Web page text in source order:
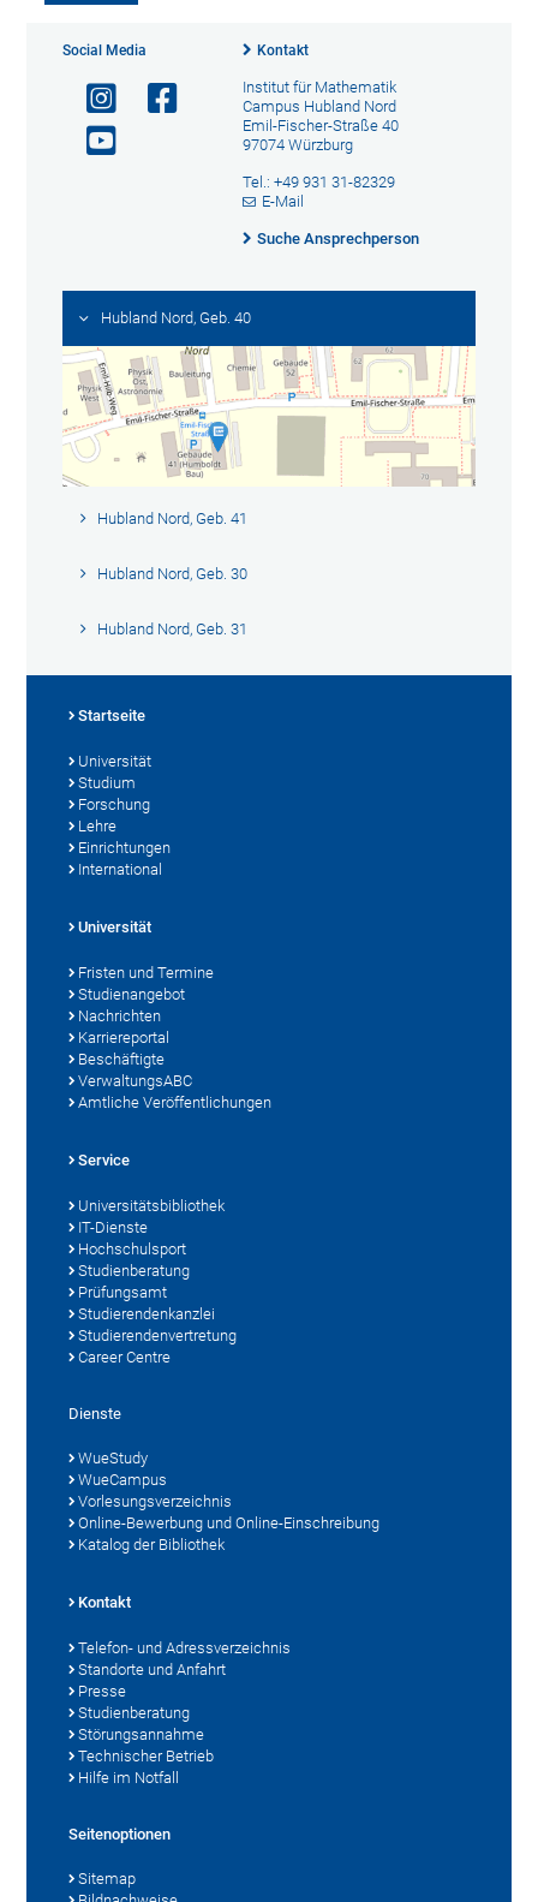
Social Media Kontakt
Institut für Mathematik
Campus Hubland Nord
Emil-Fischer-Straße 40
97074 Würzburg
Tel.: +49 931 31-82329
E-Mail
Suche Ansprechperson
Hubland Nord, Geb. 40
Hubland Nord, Geb. 41
Hubland Nord, Geb. 30
Hubland Nord, Geb. 31
Startseite
Universität
Studium
Forschung
Lehre
Einrichtungen
International
Universität
Fristen und Termine
Studienangebot
Nachrichten
Karriereportal
Beschäftigte
VerwaltungsABC
Amtliche Veröffentlichungen
Service
Universitätsbibliothek
IT-Dienste
Hochschulsport
Studienberatung
Prüfungsamt
Studierendenkanzlei
Studierendenvertretung
Career Centre
Dienste
WueStudy
WueCampus
Vorlesungsverzeichnis
Online-Bewerbung und Online-Einschreibung
Katalog der Bibliothek
Kontakt
Telefon- und Adressverzeichnis
Standorte und Anfahrt
Presse
Studienberatung
Störungsannahme
Technischer Betrieb
Hilfe im Notfall
Seitenoptionen
Sitemap